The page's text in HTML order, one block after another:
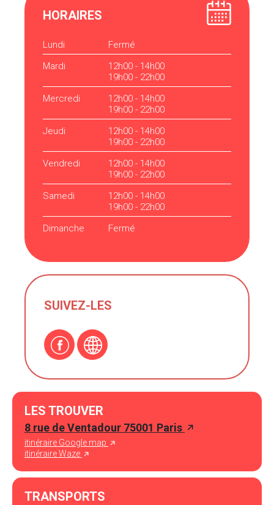
HORAIRES
Lundi
Fermé
Mardi
12h00 - 14h00
19h00 - 22h00
Mercredi
12h00 - 14h00
19h00 - 22h00
Jeudi
12h00 - 14h00
19h00 - 22h00
Vendredi
12h00 - 14h00
19h00 - 22h00
Samedi
12h00 - 14h00
19h00 - 22h00
Dimanche
Fermé
SUIVEZ-LES
LES TROUVER
8 rue de Ventadour 75001 Paris
itinéraire Google map
itinéraire Waze
TRANSPORTS